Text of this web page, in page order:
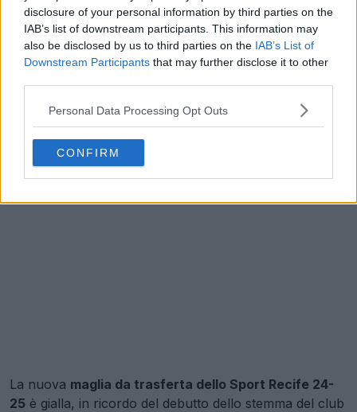
disclosure of your personal information by third parties on the
IAB’s list of downstream participants. This information may
also be disclosed by us to third parties on the IAB’s List of
Downstream Participants that may further disclose it to other
Personal Data Processing Opt Outs
CONFIRM
La nuova maglia da trasferta dello Sport Recife 24-
25 è gialla, in ricordo del debutto dello stemma del club